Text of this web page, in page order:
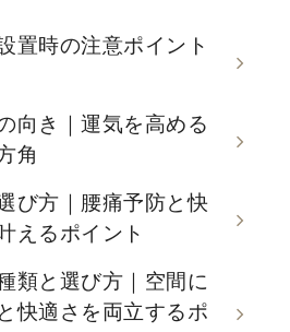
置時の注意ポイント
向き｜運気を高める
角
び方｜腰痛予防と快
えるポイント
類と選び方｜空間に
快適さを両立するポ